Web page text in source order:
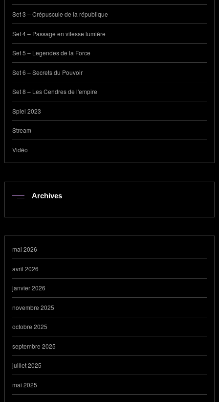
Set 3 – Crépuscule de la république
Set 4 – Passage en vitesse lumière
Set 5 – Legendes de la Force
Set 6 – Secrets du Pouvoir
Set 8 – Les Cendres de l'empire
Spiel 2023
Stream
Vidéo
Archives
mai 2026
avril 2026
janvier 2026
novembre 2025
octobre 2025
septembre 2025
juillet 2025
mai 2025